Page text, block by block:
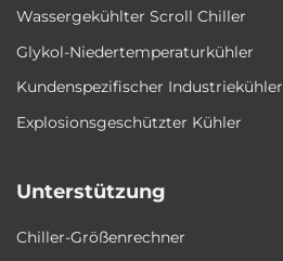
Wassergekühlter Scroll Chiller
Glykol-Niedertemperaturkühler
Kundenspezifischer Industriekühler
Explosionsgeschützter Kühler
Unterstützung
Chiller-Größenrechner